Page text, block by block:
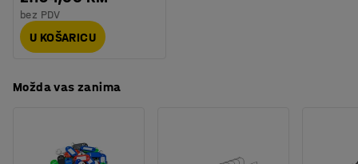
bez PDV
U KOŠARICU
Možda vas zanima